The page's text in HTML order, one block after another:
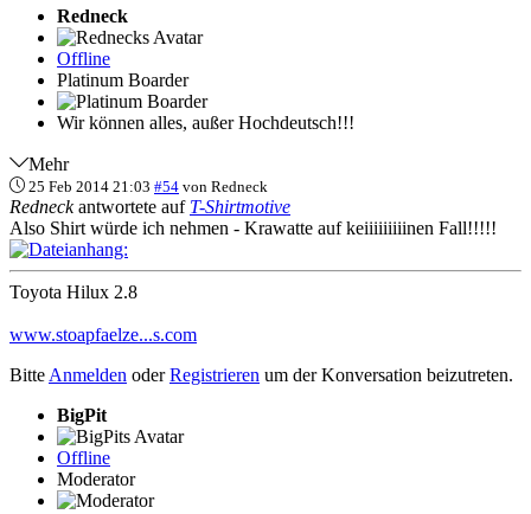
Redneck
Offline
Platinum Boarder
Wir können alles, außer Hochdeutsch!!!
Mehr
25 Feb 2014 21:03 #54 von Redneck
Redneckantwortete auf T-Shirtmotive
Also Shirt würde ich nehmen - Krawatte auf keiiiiiiiiinen Fall!!!!!
Toyota Hilux 2.8
www.stoapfaelze...s.com
Bitte Anmelden oderRegistrieren um der Konversation beizutreten.
BigPit
Offline
Moderator